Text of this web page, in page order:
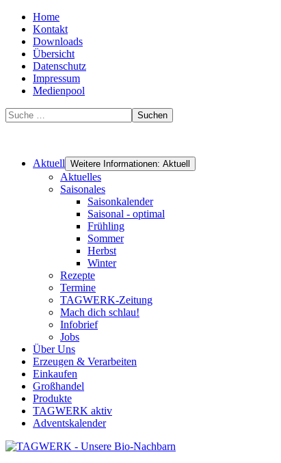
Home
Kontakt
Downloads
Übersicht
Datenschutz
Impressum
Medienpool
Suchen
Aktuell Weitere Informationen: Aktuell
Aktuelles
Saisonales
Saisonkalender
Saisonal - optimal
Frühling
Sommer
Herbst
Winter
Rezepte
Termine
TAGWERK-Zeitung
Mach dich schlau!
Infobrief
Jobs
Über Uns
Erzeugen & Verarbeiten
Einkaufen
Großhandel
Produkte
TAGWERK aktiv
Adventskalender